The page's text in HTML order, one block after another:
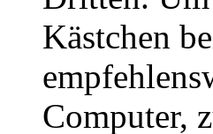
Kästchen
Computer,